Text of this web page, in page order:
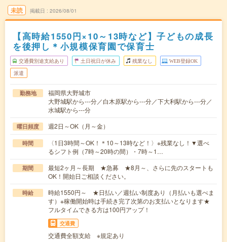
未読 掲載日 2026/08/01
【高時給1550円×10～13時など】子どもの成長
を後押し＊小規模保育園で保育士
交通費別途支給あり 土日祝日が休み 残業なし WEB登録OK
派遣
勤務地
福岡県大野城市
大野城駅から---分／白木原駅から---分／下大利駅から---分／
水城駅から---分
曜日頻度 週2日～OK（月～金）
時間
〈1日3時間～OK！＊10～13時など！〉※残業なし！▼選べ
るシフト例（7時～20時の間）・7時～1…
期間
最短2ヶ月～長期 ★急募 ★8月～、さらに先のスタートも
OK！開始日ご相談ください。
時給
時給1550円～ ★日払い／週払い制度あり（月払いも選べま
す）※稼働開始時は手続き完了次第のお支払いとなります★
フルタイムできる方は100円アップ！
交通費
交通費全額支給 ※規定あり